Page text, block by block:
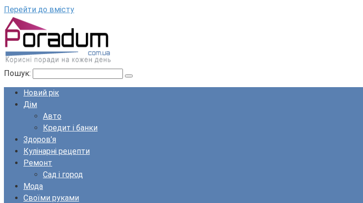
Перейти до вмісту
Пошук:
Новий рік
Дім
Авто
Кредит і банки
Здоров’я
Кулінарні рецепти
Ремонт
Сад і город
Мода
Своїми руками